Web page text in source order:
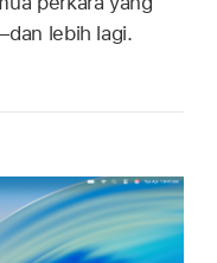
lebih lagi.